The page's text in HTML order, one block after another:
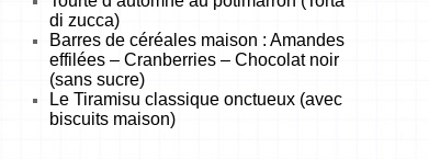
di zucca)
Barres de céréales maison : Amandes
effilées – Cranberries – Chocolat noir
(sans sucre)
Le Tiramisu classique onctueux (avec
biscuits maison)